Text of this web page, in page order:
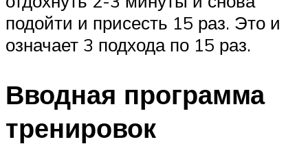
подойти и присесть 15 раз. Это и
означает 3 подхода по 15 раз.
Вводная программа
тренировок­